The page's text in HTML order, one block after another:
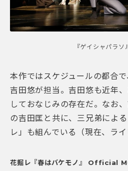
『ゲイシャパラソ
本作ではスケジュールの都合
吉田悠が担当。吉田悠も近年
しておなじみの存在だ。なお
の吉田匡と共に、三兄弟によ
レ」も組んでいる（現在、ライ
花掘レ『春はバケモノ』 Official